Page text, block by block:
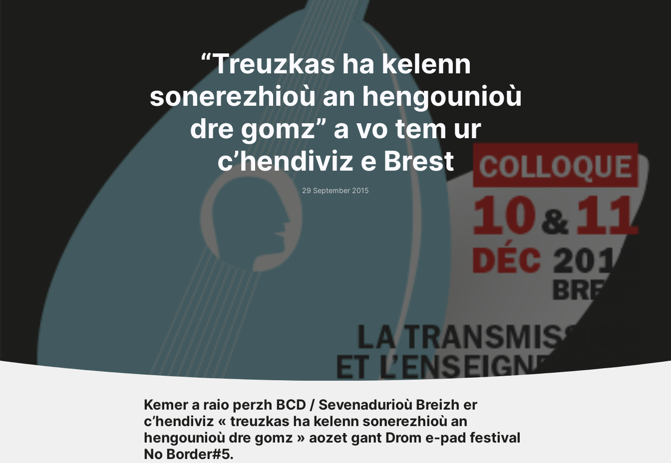
“Treuzkas ha kelenn
sonerezhioù an hengounioù
dre gomz” a vo tem ur
c’hendiviz e Brest
29 September 2015
Kemer a raio perzh BCD / Sevenadurioù Breizh er
c’hendiviz « treuzkas ha kelenn sonerezhioù an
hengounioù dre gomz » aozet gant Drom e-pad festival
No Border#5.